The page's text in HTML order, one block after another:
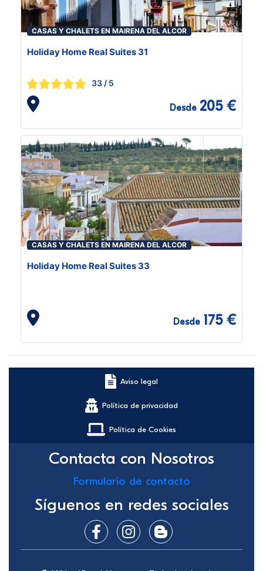
CASAS Y CHALETS EN MAIRENA DEL ALCOR
Holiday Home Real Suites 31
33 / 5
Desde 205 €
CASAS Y CHALETS EN MAIRENA DEL ALCOR
Holiday Home Real Suites 33
Desde 175 €
Aviso legal
Política de privacidad
Política de Cookies
Contacta con Nosotros
Formulario de contacto
Síguenos en redes sociales